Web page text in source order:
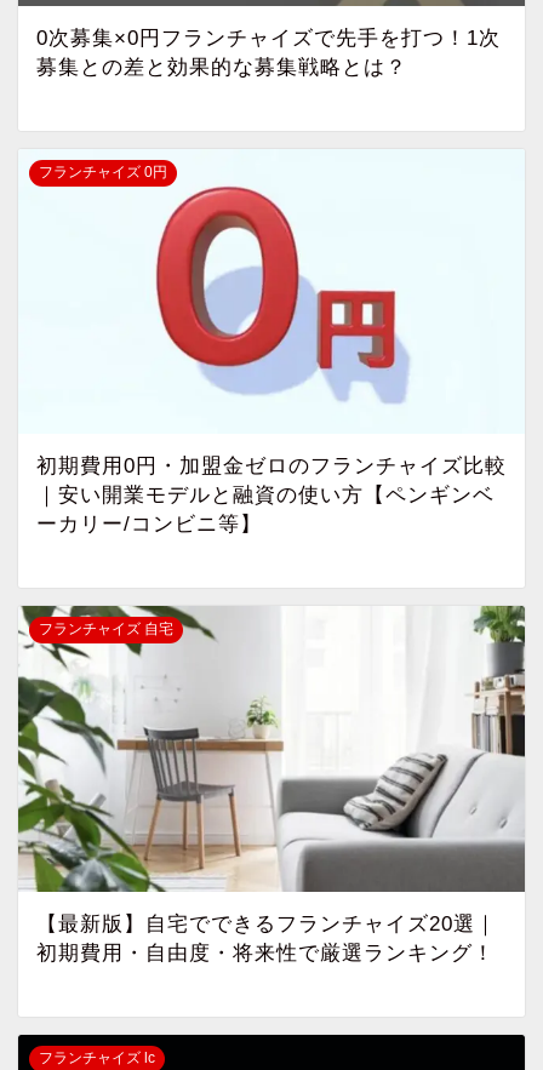
0次募集×0円フランチャイズで先手を打つ！1次
募集との差と効果的な募集戦略とは？
フランチャイズ 0円
初期費用0円・加盟金ゼロのフランチャイズ比較
｜安い開業モデルと融資の使い方【ペンギンベ
ーカリー/コンビニ等】
フランチャイズ 自宅
【最新版】自宅でできるフランチャイズ20選｜
初期費用・自由度・将来性で厳選ランキング！
フランチャイズ lc